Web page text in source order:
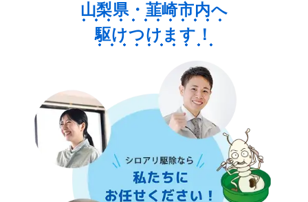
山梨県・韮崎市内へ
駆けつけます！